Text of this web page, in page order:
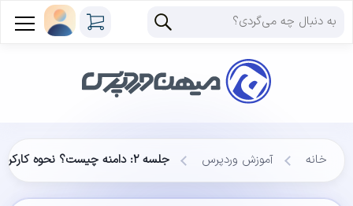
خانه آموزش وردپرس جلسه ۲: دامنه چیست؟ نحوه کارکرد آدرس دامین سایت و انواع آن